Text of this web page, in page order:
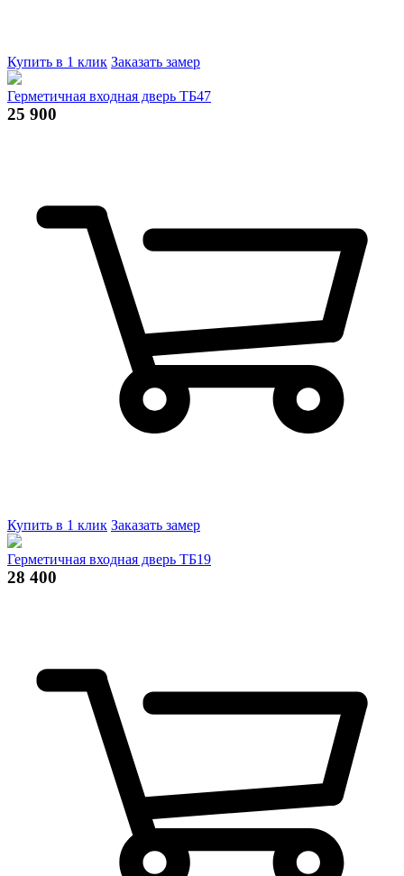
Купить в 1 клик Заказать замер
Герметичная входная дверь ТБ47
25 900
Купить в 1 клик Заказать замер
Герметичная входная дверь ТБ19
28 400